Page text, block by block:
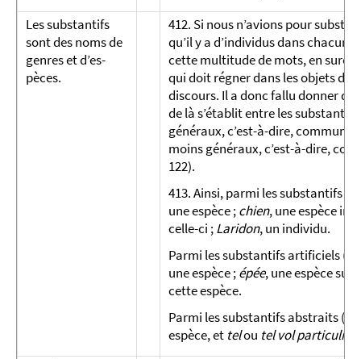
Les substan­tifs
sont des noms de
genres et d’es­
pèces.
412. Si nous n’avions pour
qu’il y a d’individus dans
cette multitude de mots, en
qui doit régner dans les objets de
discours. Il a donc fallu donner
de là s’établit entre les
généraux, c’est-à-dire, communs
moins généraux, c’est-à-dire,
122).
413. Ainsi, parmi les substantifs
une espèce ;chien, une espèce
celle-ci ;Laridon, un individu.
Parmi les substantifs artificiels
une espèce ;épée, une espèce
cette espèce.
Parmi les substantifs abstraits
espèce, et telou tel vol particulier